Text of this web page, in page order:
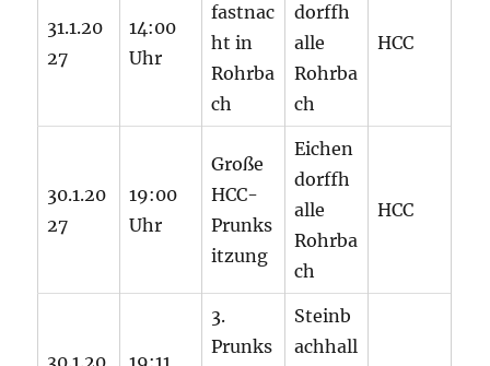
31.1.20
27
14:00
Uhr
fastnac
ht in
Rohrba
ch
dorffh
alle
Rohrba
ch
HCC
30.1.20
27
19:00
Uhr
Große
HCC-
Prunks
itzung
Eichen
dorffh
alle
Rohrba
ch
HCC
3.
Prunks
Steinb
achhall